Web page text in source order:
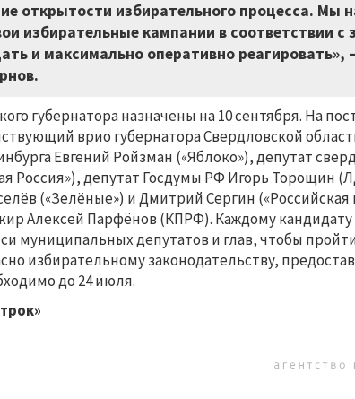
открытости избирательного процесса. Мы
избирательные кампании в соответствии с
и максимально оперативно реагировать»,
губернатора назначены на 10 сентября. На
врио губернатора Свердловской
Евгений Ройзман («Яблоко»), депутат
Россия»), депутат Госдумы РФ Игорь Торощин
(«Зелёные») и Дмитрий Сергин
Алексей Парфёнов (КПРФ). Каждому
муниципальных депутатов и глав, чтобы
избирательному законодательству,
до 24 июля.